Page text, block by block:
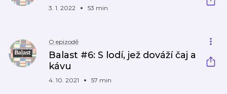
3. 1. 2022 53 min
O epizodě
Balast #6: S lodí, jež dováží čaj a
kávu
4. 10. 2021 57 min